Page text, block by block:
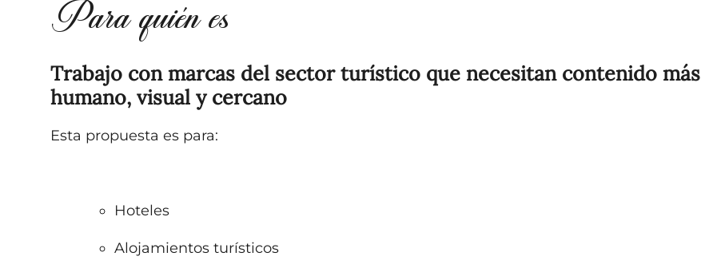
Para quién es
Trabajo con marcas del sector turístico que necesitan contenido más
humano, visual y cercano
Esta propuesta es para:
Hoteles
Alojamientos turísticos